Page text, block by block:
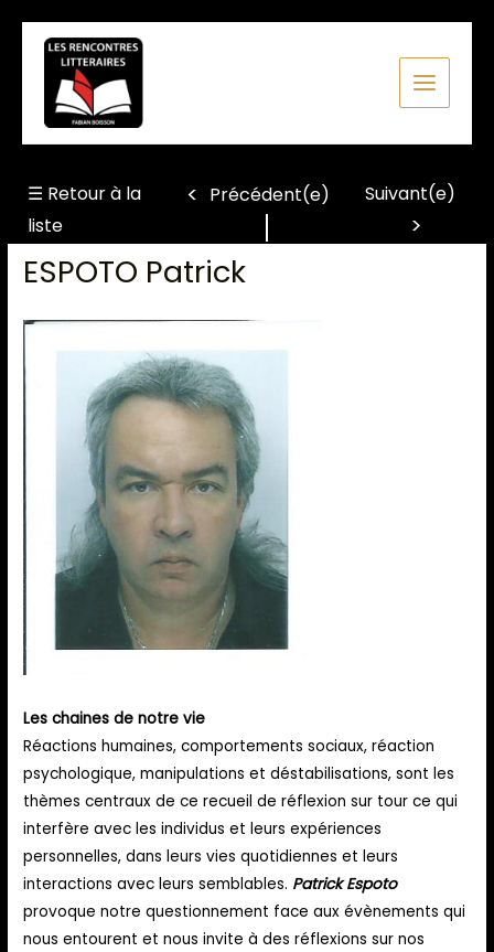
contenu
☰ Retour à la
liste
Précédent(e) Suivant(e)
ESPOTO Patrick
Les chaines de notre vie
Réactions humaines, comportements sociaux, réaction
psychologique, manipulations et déstabilisations, sont les
thèmes centraux de ce recueil de réflexion sur tour ce qui
interfère avec les individus et leurs expériences
personnelles, dans leurs vies quotidiennes et leurs
interactions avec leurs semblables. Patrick Espoto
provoque notre questionnement face aux évènements qui
nous entourent et nous invite à des réflexions sur nos